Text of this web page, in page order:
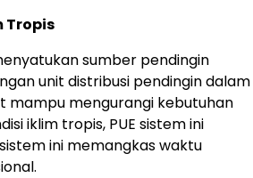
Tropis
sumber pendingin
unit distribusi pendingin dalam
mampu mengurangi kebutuhan
iklim tropis, PUE sistem ini
ini memangkas waktu